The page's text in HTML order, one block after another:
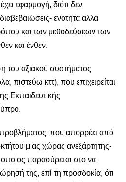
εφαρμογή, διότι δεν
ενότητα αλλά
και των μεθοδεύσεων των
και ένθεν.
αξιακού συστήματος
πιστεύω κττ), που επιχειρείται
Εκπαιδευτικής
που απορρέει από
μιας χώρας ανεξάρτητης-
οποίος παρασύρεται στο να
της, επί τη προσδοκία, ότι